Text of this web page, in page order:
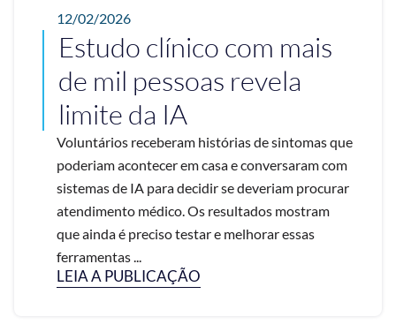
12/02/2026
Estudo clínico com mais
de mil pessoas revela
limite da IA
Voluntários receberam histórias de sintomas que
poderiam acontecer em casa e conversaram com
sistemas de IA para decidir se deveriam procurar
atendimento médico. Os resultados mostram
que ainda é preciso testar e melhorar essas
ferramentas ...
LEIA A PUBLICAÇÃO